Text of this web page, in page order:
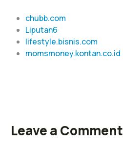
chubb.com
Liputan6
lifestyle.bisnis.com
momsmoney.kontan.co.id
Leave a Comment